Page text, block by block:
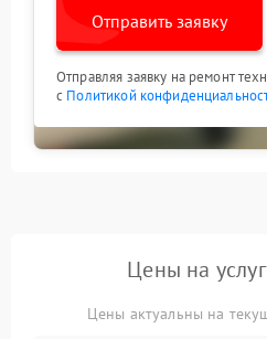
Отправить заявку
Отправляя заявку на ремонт
с Политикой
Цены на
Цены актуальны на